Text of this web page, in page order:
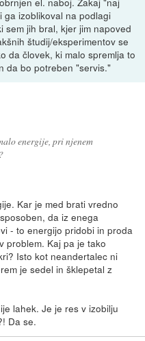
ga izoblikoval na podlagi
sem jih bral, kjer jim napoved
študij/eksperimentov se
da človek, ki malo spremlja to
da bo potreben "servis."
energije, pri njenem
Kar je med brati vredno
da iz enega
- to energijo pridobi in proda
problem. Kaj pa je tako
Isto kot neandertalec ni
je sedel in šklepetal z
lahek. Je je res v izobilju
Da se.